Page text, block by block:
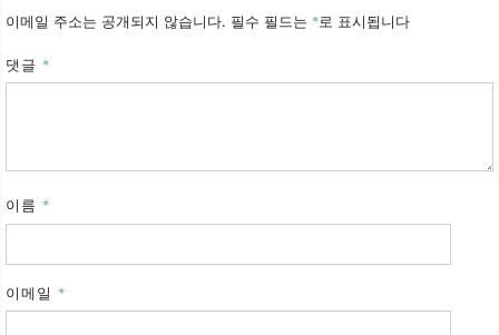
이메일 주소는 공개되지 않습니다. 필수 필드는 *로 표시됩니다
댓글 *
이름 *
이메일 *